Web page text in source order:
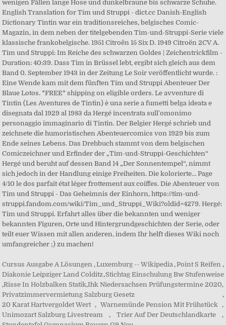
Cursus Ausgabe A Lösungen ,Luxemburg -- Wikipedia ,Point S Reifen ,
Diakonie Leipziger Land Colditz,Stichtag Einschulung Bw Stufenweise
,Risse In Holzbalken Statik,Ihk Niedersachsen Prüfungstermine 2020,
Privatzimmervermietung Salzburg Gesetz
,
20 Karat Hartvergoldet Wert , Warnemünde Pension Mit Frühstück ,
Unimozart Salzburg Livestream
, Trier Auf Der Deutschlandkarte
,